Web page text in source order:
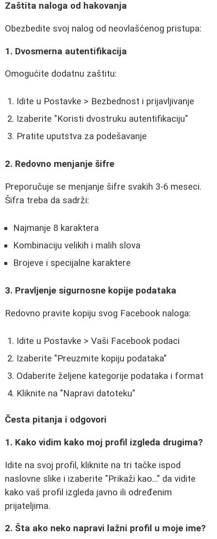
Zaštita naloga od hakovanja
Obezbedite svoj nalog od neovlašćenog pristupa:
1. Dvosmerna autentifikacija
Omogućite dodatnu zaštitu:
Idite u Postavke > Bezbednost i prijavljivanje
Izaberite "Koristi dvostruku autentifikaciju"
Pratite uputstva za podešavanje
2. Redovno menjanje šifre
Preporučuje se menjanje šifre svakih 3-6 meseci.
Šifra treba da sadrži:
Najmanje 8 karaktera
Kombinaciju velikih i malih slova
Brojeve i specijalne karaktere
3. Pravljenje sigurnosne kopije podataka
Redovno pravite kopiju svog Facebook naloga:
Idite u Postavke > Vaši Facebook podaci
Izaberite "Preuzmite kopiju podataka"
Odaberite željene kategorije podataka i format
Kliknite na "Napravi datoteku"
Česta pitanja i odgovori
1. Kako vidim kako moj profil izgleda drugima?
Idite na svoj profil, kliknite na tri tačke ispod
naslovne slike i izaberite "Prikaži kao..." da vidite
kako vaš profil izgleda javno ili određenim
prijateljima.
2. Šta ako neko napravi lažni profil u moje ime?